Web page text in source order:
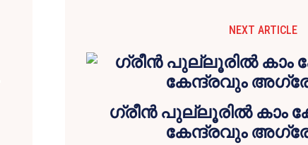
NEXT ARTICLE
ഗ്രീൻ പുല്ലൂരിൽ കാം
കേന്ദ്രവും അഗ്രോ